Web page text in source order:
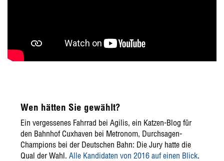
Wen hätten Sie gewählt?
Ein vergessenes Fahrrad bei Agilis, ein Katzen-Blog für
den Bahnhof Cuxhaven bei Metronom, Durchsagen-
Champions bei der Deutschen Bahn: Die Jury hatte die
Qual der Wahl. Alle Kandidaten von 2016 auf einen Blick.